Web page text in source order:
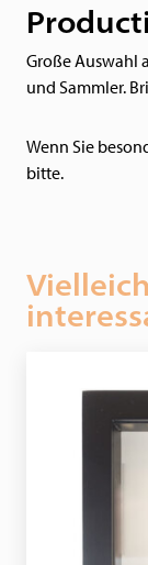
Große Auswahl
und Sammler.
Wenn Sie
bitte.